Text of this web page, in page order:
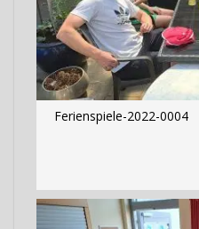
Ferienspiele-2022-0004